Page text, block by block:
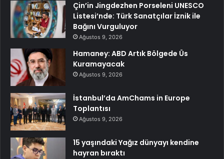
Çin’in Jingdezhen Porseleni UNESCO
Listesi’nde: Türk Sanatçılar İznik ile
Bağını Vurguluyor
Ağustos 9, 2026
Hamaney: ABD Artık Bölgede Üs
Kuramayacak
Ağustos 9, 2026
İstanbul’da AmChams in Europe
Toplantısı
Ağustos 9, 2026
15 yaşındaki Yağız dünyayı kendine
hayran bıraktı